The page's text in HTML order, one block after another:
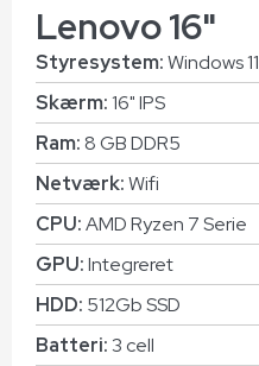
Lenovo 16"
Styresystem:Windows 11
Skærm:16" IPS
Ram:8 GB DDR5
Netværk:Wifi
CPU:AMD Ryzen 7 Serie
GPU:Integreret
HDD: 512Gb SSD
Batteri:3 cell